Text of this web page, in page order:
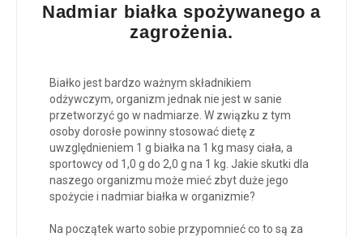
Nadmiar białka spożywanego a
zagrożenia.
Białko jest bardzo ważnym składnikiem
odżywczym, organizm jednak nie jest w sanie
przetworzyć go w nadmiarze. W związku z tym
osoby dorosłe powinny stosować dietę z
uwzględnieniem 1 g białka na 1 kg masy ciała, a
sportowcy od 1,0 g do 2,0 g na 1 kg. Jakie skutki dla
naszego organizmu może mieć zbyt duże jego
spożycie i nadmiar białka w organizmie?
Na początek warto sobie przypomnieć co to są za